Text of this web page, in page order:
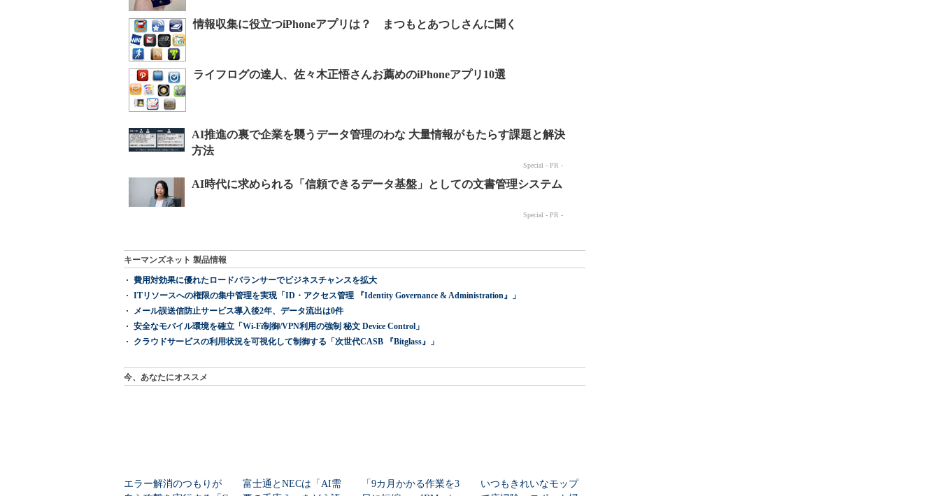
情報収集に役立つiPhoneアプリは？ まつもとあつしさんに聞く
ライフログの達人、佐々木正悟さんお薦めのiPhoneアプリ10選
キーマンズネット 製品情報
費用対効果に優れたロードバランサーでビジネスチャンスを拡大
ITリソースへの権限の集中管理を実現「ID・アクセス管理 『Identity Governance & Administration』」
メール誤送信防止サービス導入後2年、データ流出は0件
安全なモバイル環境を確立「Wi-Fi制御/VPN利用の強制 秘文 Device Control」
クラウドサービスの利用状況を可視化して制御する「次世代CASB 『Bitglass』」
今、あなたにオススメ
エラー解消のつもりが
富士通とNECは「AI需
「9カ月かかる作業を3
いつもきれいなモップ